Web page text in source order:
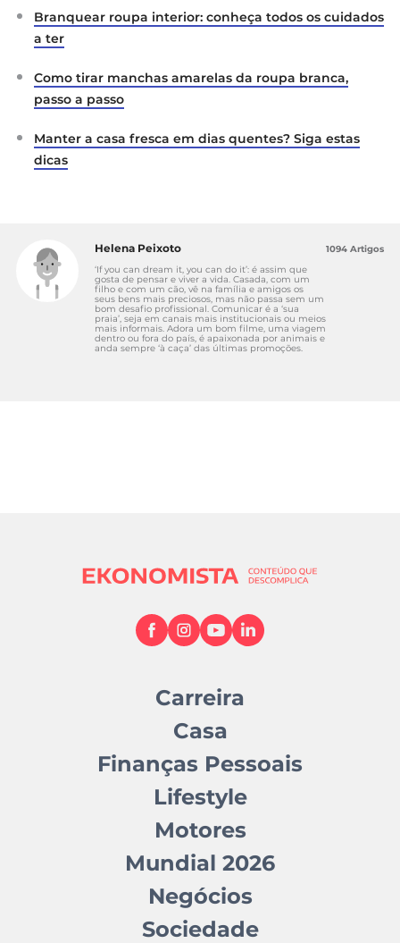
Branquear roupa interior: conheça todos os cuidados
a ter
Como tirar manchas amarelas da roupa branca,
passo a passo
Manter a casa fresca em dias quentes? Siga estas
dicas
Helena Peixoto
‘If you can dream it, you can do it’: é assim que
gosta de pensar e viver a vida. Casada, com um
filho e com um cão, vê na família e amigos os
seus bens mais preciosos, mas não passa sem um
bom desafio profissional. Comunicar é a ‘sua
praia’, seja em canais mais institucionais ou meios
mais informais. Adora um bom filme, uma viagem
dentro ou fora do país, é apaixonada por animais e
anda sempre ‘à caça’ das últimas promoções.
1094 Artigos
Carreira
Casa
Finanças Pessoais
Lifestyle
Motores
Mundial 2026
Negócios
Sociedade